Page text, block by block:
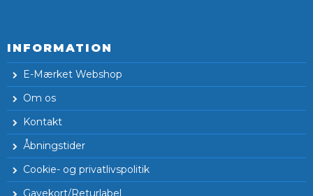
INFORMATION
E-Mærket Webshop
Om os
Kontakt
Åbningstider
Cookie- og privatlivspolitik
Gavekort/Returlabel